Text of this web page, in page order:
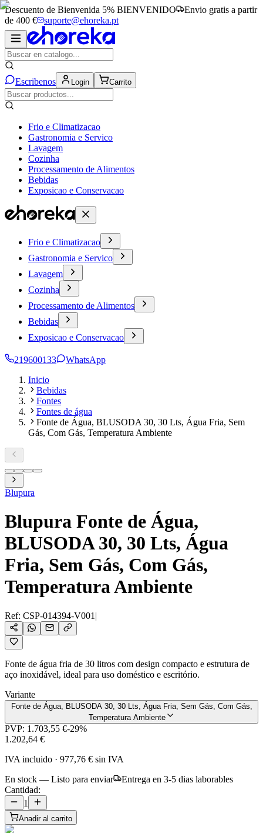
Descuento de Bienvenida 5% BIENVENIDO
Envio gratis a partir
de 400 €
suporte@ehoreka.pt
Escribenos Login Carrito
Frio e Climatizacao
Gastronomia e Servico
Lavagem
Cozinha
Processamento de Alimentos
Bebidas
Exposicao e Conservacao
Frio e Climatizacao
Gastronomia e Servico
Lavagem
Cozinha
Processamento de Alimentos
Bebidas
Exposicao e Conservacao
219600133
WhatsApp
Inicio
Bebidas
Fontes
Fontes de água
Fonte de Água, BLUSODA 30, 30 Lts, Água Fria, Sem
Gás, Com Gás, Temperatura Ambiente
Blupura
Blupura Fonte de Água,
BLUSODA 30, 30 Lts, Água
Fria, Sem Gás, Com Gás,
Temperatura Ambiente
Ref: CSP-014394-V001 |
Fonte de água fria de 30 litros com design compacto e estrutura de
aço inoxidável, ideal para uso doméstico e escritório.
Variante
Fonte de Água, BLUSODA 30, 30 Lts, Água Fria, Sem Gás, Com Gás,
Temperatura Ambiente
PVP: 1.703,55 €-29%
1.202,64 €
IVA incluido · 977,76 € sin IVA
En stock — Listo para enviar
Entrega en 3-5 dias laborables
Cantidad:
1
Anadir al carrito